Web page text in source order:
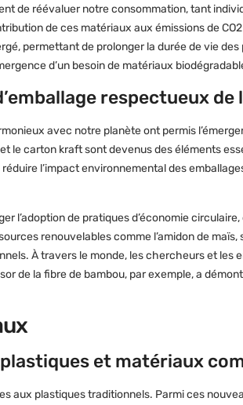
de réévaluer notre consommation, tant
de ces matériaux aux émissions de
permettant de prolonger la durée de vie
d’un besoin de matériaux
respectueux de
avec notre planète ont permis
le carton kraft sont devenus des éléments
l’impact environnemental des
l’adoption de pratiques d’économie
renouvelables comme l’amidon de
À travers le monde, les chercheurs et les
de la fibre de bambou, par exemple, a
et matériaux
aux plastiques traditionnels. Parmi ces